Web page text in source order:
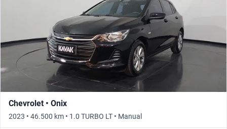
Chevrolet • Onix
2023 • 46.500 km • 1.0 TURBO LT • Manual